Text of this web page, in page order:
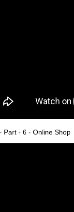
Part - 6 - Online Shop